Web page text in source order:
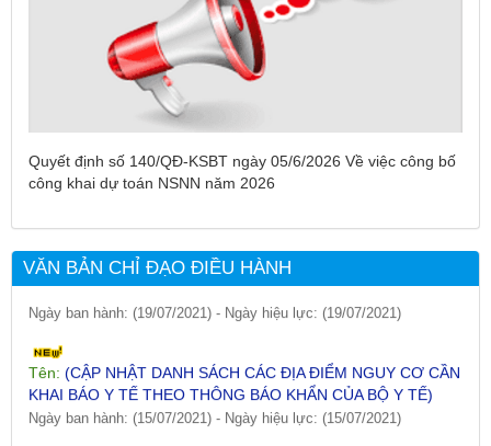
Quyết định số 140/QĐ-KSBT ngày 05/6/2026 Về việc công bố
công khai dự toán NSNN năm 2026
VĂN BẢN CHỈ ĐẠO ĐIỀU HÀNH
(DANH SÁCH CÁC ĐỊA PHƯƠNG ĐANG THỰC HIỆN
NGÀY 25/7/2021)
Ngày ban hành: (26/07/2021) -Ngày hiệu lực: (26/07/2021)
KHAI BÁO Y TẾ THEO THÔNG BÁO KHẨN CỦA BỘ Y TẾ)
Ngày ban hành: (19/07/2021) -Ngày hiệu lực: (19/07/2021)
Tên:
KHAI BÁO Y TẾ THEO THÔNG BÁO KHẨN CỦA BỘ Y TẾ)
Ngày ban hành: (15/07/2021) -Ngày hiệu lực: (15/07/2021)